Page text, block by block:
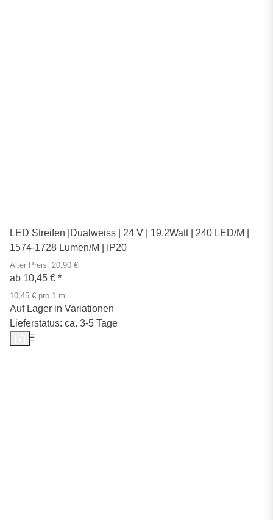
LED Streifen |Dualweiss | 24 V | 19,2Watt | 240 LED/M |
1574-1728 Lumen/M | IP20
Alter Preis: 20,90 €
ab 10,45 € *
10,45 € pro 1 m
Auf Lager in Variationen
Lieferstatus: ca. 3-5 Tage
SALE